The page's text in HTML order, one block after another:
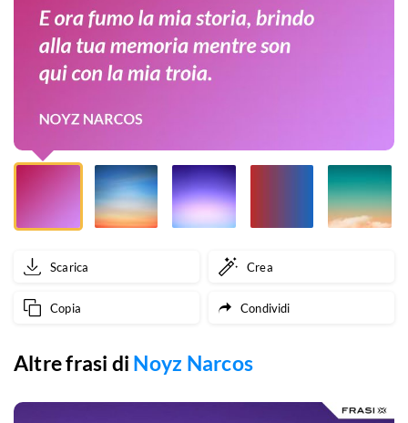
brindo
alla
tua
memoria
mentre
son
qui
con
la
troia.
Scarica Crea
Copia Condividi
Altre frasi di Noyz Narcos